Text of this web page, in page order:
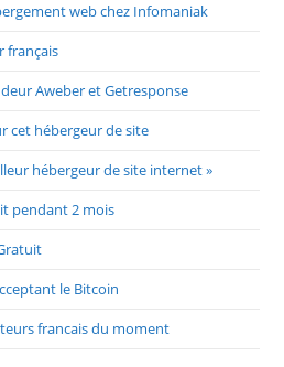
web chez Infomaniak
français
Aweber et Getresponse
cet hébergeur de site
hébergeur de site internet »
pendant 2 mois
le Bitcoin
francais du moment